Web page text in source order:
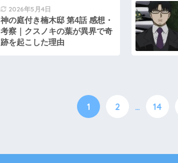
2026年5月4日
神の庭付き楠木邸 第4話 感想・
考察｜クスノキの葉が異界で奇
跡を起こした理由
1 2 … 14